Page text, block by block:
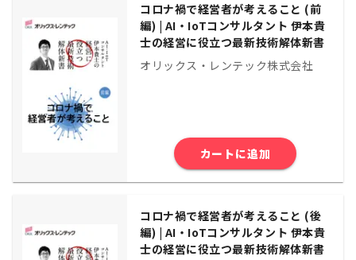
コロナ禍で経営者が考えること (前
編) | AI・IoTコンサルタント 伊本貴
士の経営に役立つ最新技術解体新書
オリックス・レンテック株式会社
カートに追加
コロナ禍で経営者が考えること (後
編) | AI・IoTコンサルタント 伊本貴
士の経営に役立つ最新技術解体新書